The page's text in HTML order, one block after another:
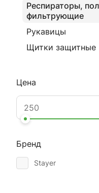
Респираторы,
фильтрующие
Рукавицы
Щитки защитные
Цена
Бренд
Stayer